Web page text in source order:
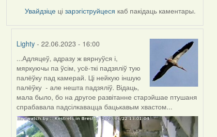
Увайдзіце цізарэгіструйцеся каб пакідаць каментары.
Lighty - 22.06.2023 - 16:00
In
reply
to
by
Harrier
...Адляцеў, адразу ж вярнуўся і,
мяркуючы па ўсім, усё-ткі падзяліў тую
палёўку пад камерай. Ці нейкую іншую
палёўку - але нешта падзяліў. Відаць,
мала было, бо на другое развітанне старэйшае птушаня
спрабавала падсілкавацца бацькавым хвастом...